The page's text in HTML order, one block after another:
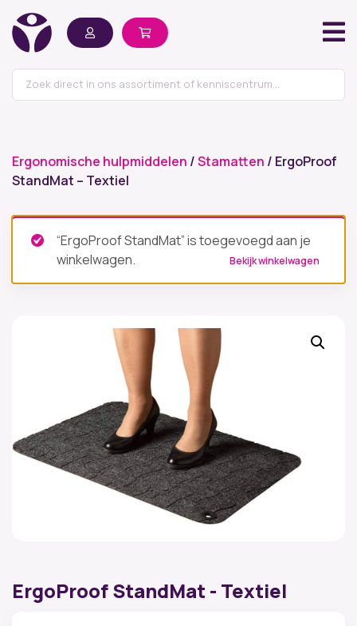
Ergonomische hulpmiddelen /Stamatten / ErgoProof
StandMat – Textiel
“ErgoProof StandMat” is toegevoegd aan je
winkelwagen.
Bekijk winkelwagen
ErgoProof StandMat - Textiel